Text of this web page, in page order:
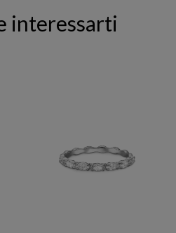
interessarti